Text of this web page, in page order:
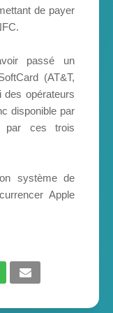
de payer
passé un
(AT&T,
des opérateurs
disponible par
par ces trois
système de
Apple